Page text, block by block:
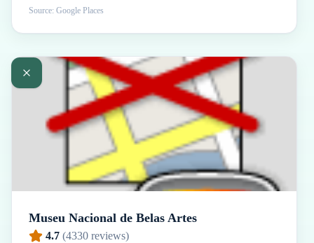
Source: Google Places
Museu Nacional de Belas Artes
4.7 (4330 reviews)